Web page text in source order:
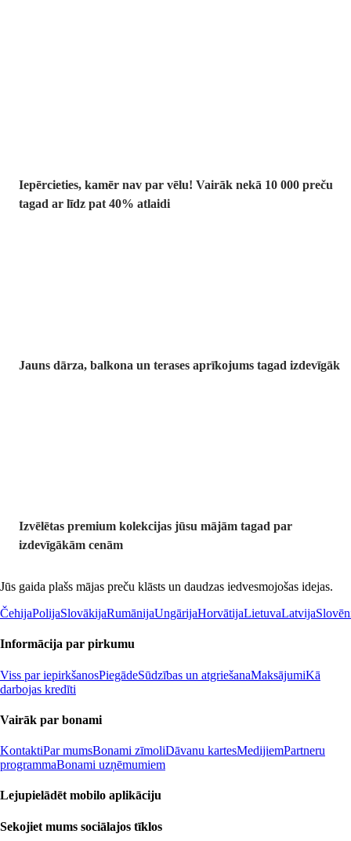
Iepērcieties, kamēr nav par vēlu! Vairāk nekā 10 000 preču
tagad ar līdz pat 40% atlaidi
Jauns dārza, balkona un terases aprīkojums tagad izdevīgāk
Izvēlētas premium kolekcijas jūsu mājām tagad par
izdevīgākām cenām
Jūs gaida plašs mājas preču klāsts un daudzas iedvesmojošas idejas.
ČehijaPolijaSlovākijaRumānijaUngārijaHorvātijaLietuvaLatvija
Informācija par pirkumu
Viss par iepirkšanosPiegādeSūdzības un atgriešanaMaksājumiKā
darbojas kredīti
Vairāk par bonami
KontaktiPar mumsBonami zīmoliDāvanu kartesMedijiemPartneru
programmaBonami uzņēmumiem
Lejupielādēt mobilo aplikāciju
Sekojiet mums sociālajos tīklos